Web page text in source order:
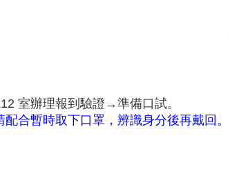
室辦理報到驗證→準備口試。
合暫時取下口罩，辨識身分後再戴回。